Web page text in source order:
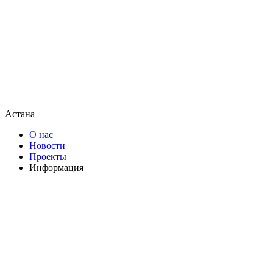
Астана
О нас
Новости
Проекты
Информация